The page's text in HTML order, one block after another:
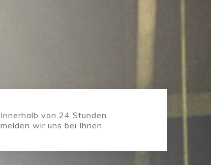
Innerhalb von 24 Stunden
melden wir uns bei Ihnen